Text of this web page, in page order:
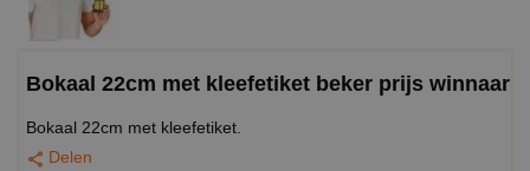
Bokaal 22cm met kleefetiket beker prijs winnaar
Bokaal 22cm met kleefetiket.
Delen